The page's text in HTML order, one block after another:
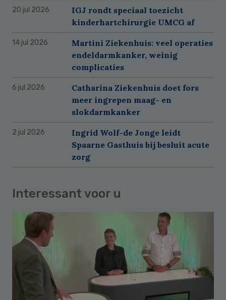
20 jul 2026
IGJ rondt speciaal toezicht
kinderhartchirurgie UMCG af
14 jul 2026
Martini Ziekenhuis: veel operaties
endeldarmkanker, weinig
complicaties
6 jul 2026
Catharina Ziekenhuis doet fors
meer ingrepen maag- en
slokdarmkanker
2 jul 2026
Ingrid Wolf-de Jonge leidt
Spaarne Gasthuis bij besluit acute
zorg
Interessant voor u